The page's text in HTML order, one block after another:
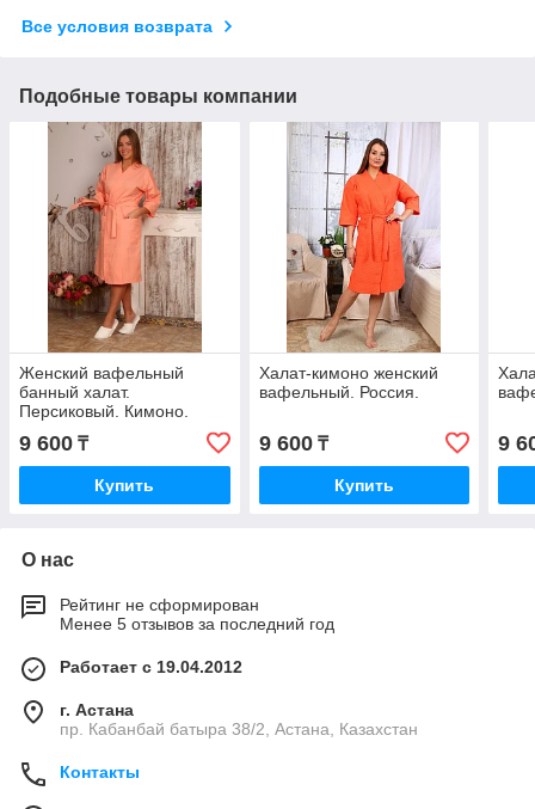
Все условия возврата
Подобные товары компании
Женский вафельный
банный халат.
Персиковый. Кимоно.
9 600 ₸
Купить
Халат-кимоно женский
вафельный. Россия.
9 600₸
Купить
9
О нас
Рейтинг не сформирован
Менее 5 отзывов за последний год
Работает с 19.04.2012
г. Астана
пр. Кабанбай батыра 38/2, Астана, Казахстан
Контакты